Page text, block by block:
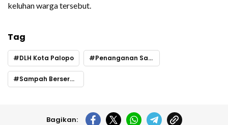
keluhan warga tersebut.
Tag
DLH Kota Palopo Penanganan Sampah
Sampah Berserakan
Bagikan: